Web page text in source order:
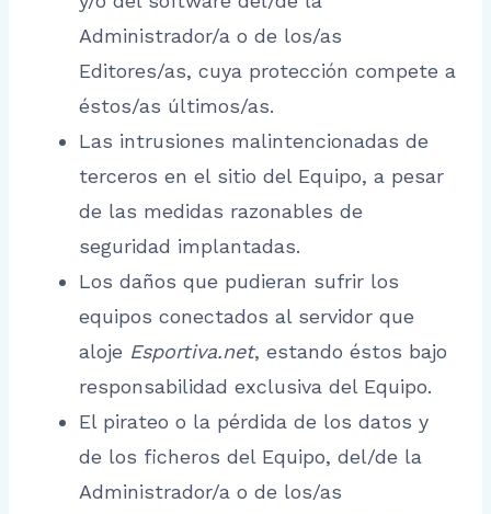
Administrador/a o de los/as
Editores/as, cuya protección compete a
éstos/as últimos/as.
Las intrusiones malintencionadas de
terceros en el sitio del Equipo, a pesar
de las medidas razonables de
seguridad implantadas.
Los daños que pudieran sufrir los
equipos conectados al servidor que
aloje Esportiva.net, estando éstos bajo
responsabilidad exclusiva del Equipo.
El pirateo o la pérdida de los datos y
de los ficheros del Equipo, del/de la
Administrador/a o de los/as